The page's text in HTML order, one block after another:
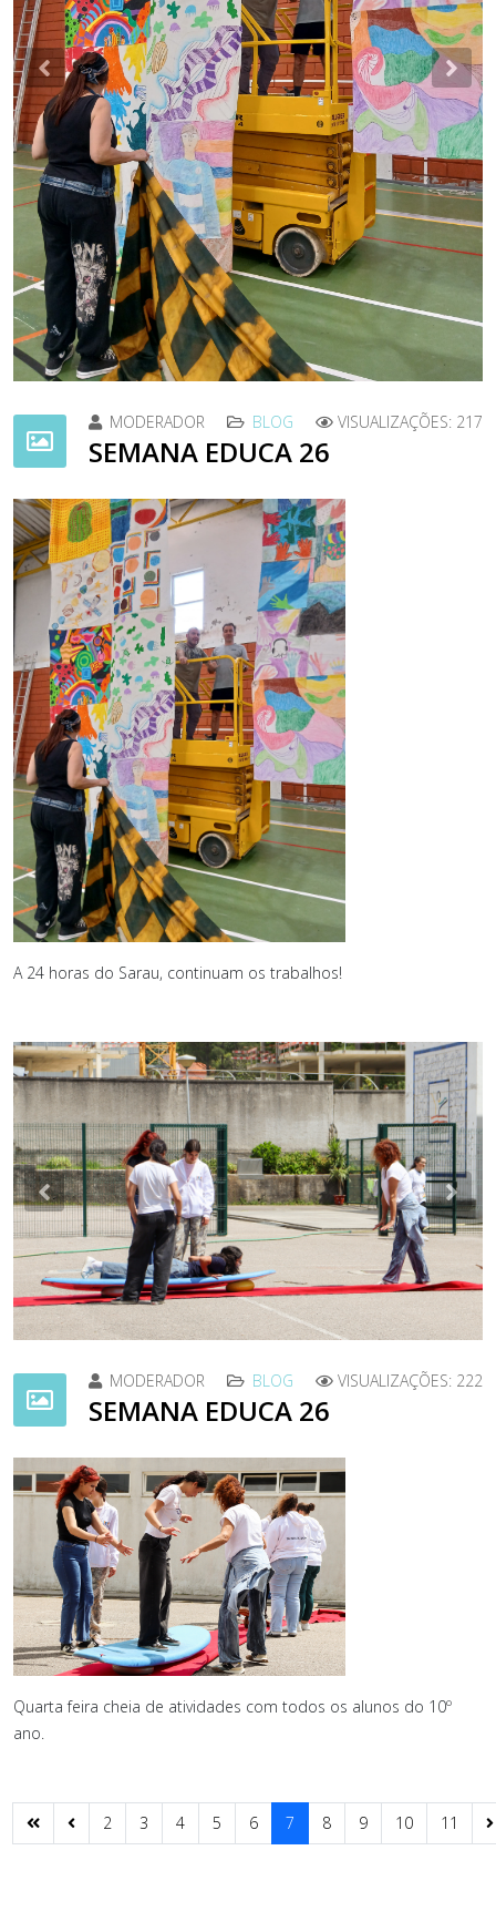
Previous
MODERADOR BLOG VISUALIZAÇÕES: 217
SEMANA EDUCA 26
A 24 horas do Sarau, continuam os trabalhos!
Previous
MODERADOR BLOG VISUALIZAÇÕES: 222
SEMANA EDUCA 26
Quarta feira cheia de atividades com todos os alunos do 10º
ano.
2 3 4 5 6 7 8 9 10 11